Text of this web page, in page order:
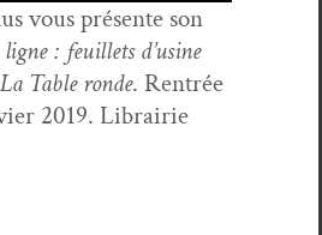
vous présente son
: feuil­lets d’u­sine
La Table ronde. Ren­trée
2019. Librairie